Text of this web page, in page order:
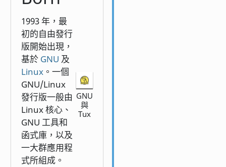
1993 年，最
初的自由發行
版開始出現，
基於 GNU 及
Linux 。一個
GNU/Linux
發行版一般由
Linux 核心、
GNU 工具和
函式庫，以及
一大群應用程
式所組成。
GNU
與
Tux